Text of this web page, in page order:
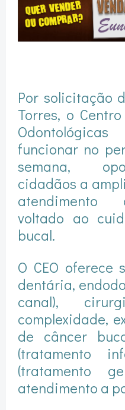
Por solicitação
Torres, o
funcionar no
semana,
cidadãos a
atendimento
voltado ao
bucal.
O CEO oferece
dentária,
canal),
complexidade,
de câncer
(tratamento
(tratamento
atendimento a